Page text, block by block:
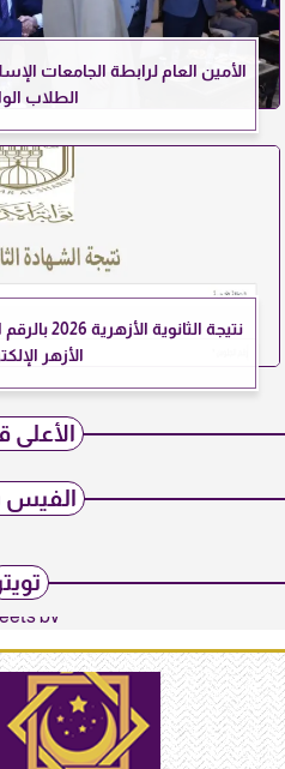
الأمين العام لرابطة الجامعات
الطلاب
نتيجة
الأزهر
الأعلى
تويتر
by